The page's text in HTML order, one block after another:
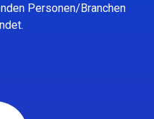
Personen/Branchen